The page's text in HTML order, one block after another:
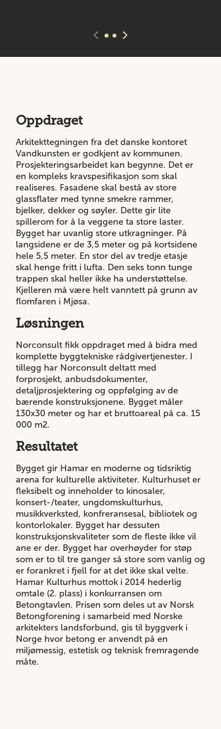
Oppdraget
Arkitekttegningen fra det danske kontoret
Vandkunsten er godkjent av kommunen.
Prosjekteringsarbeidet kan begynne. Det er
en kompleks kravspesifikasjon som skal
realiseres. Fasadene skal bestå av store
glassflater med tynne smekre rammer,
bjelker, dekker og søyler. Dette gir lite
spillerom for å la veggene ta store laster.
Bygget har uvanlig store utkragninger. På
langsidene er de 3,5 meter og på kortsidene
hele 5,5 meter. En stor del av tredje etasje
skal henge fritt i lufta. Den seks tonn tunge
trappen skal heller ikke ha understøttelse.
Kjelleren må være helt vanntett på grunn av
flomfaren i Mjøsa.
Løsningen
Norconsult fikk oppdraget med å bidra med
komplette byggtekniske rådgivertjenester. I
tillegg har Norconsult deltatt med
forprosjekt, anbudsdokumenter,
detaljprosjektering og oppfølging av de
bærende konstruksjonene. Bygget måler
130x30 meter og har et bruttoareal på ca. 15
000 m2.
Resultatet
Bygget gir Hamar en moderne og tidsriktig
arena for kulturelle aktiviteter. Kulturhuset er
fleksibelt og inneholder to kinosaler,
konsert-/teater, ungdomskulturhus,
musikkverksted, konfreransesal, bibliotek og
kontorlokaler. Bygget har dessuten
konstruksjonskvaliteter som de fleste ikke vil
ane er der. Bygget har overhøyder for støp
som er to til tre ganger så store som vanlig og
er forankret i fjell for at det ikke skal velte.
Hamar Kulturhus mottok i 2014 hederlig
omtale (2. plass) i konkurransen om
Betongtavlen. Prisen som deles ut av Norsk
Betongforening i samarbeid med Norske
arkitekters landsforbund, gis til byggverk i
Norge hvor betong er anvendt på en
miljømessig, estetisk og teknisk fremragende
måte.